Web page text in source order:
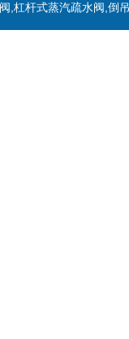
,杠杆式蒸汽疏水阀,倒